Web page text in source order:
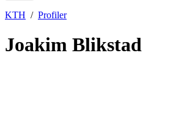
KTH Profiler
Joakim Blikstad